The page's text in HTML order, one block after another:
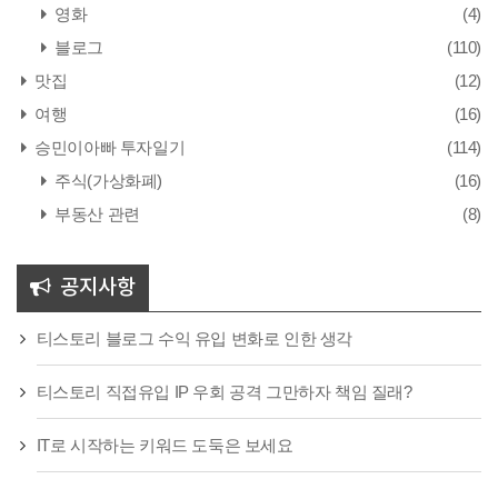
영화
(4)
블로그
(110)
맛집
(12)
여행
(16)
승민이아빠 투자일기
(114)
주식(가상화폐)
(16)
부동산 관련
(8)
공지사항
티스토리 블로그 수익 유입 변화로 인한 생각
티스토리 직접유입 IP 우회 공격 그만하자 책임 질래?
IT로 시작하는 키워드 도둑은 보세요